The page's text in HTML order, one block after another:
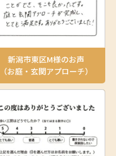
新潟市東区M様のお声
（お庭・玄関アプローチ）